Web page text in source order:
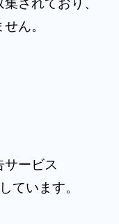
ん。
ービス
ています。